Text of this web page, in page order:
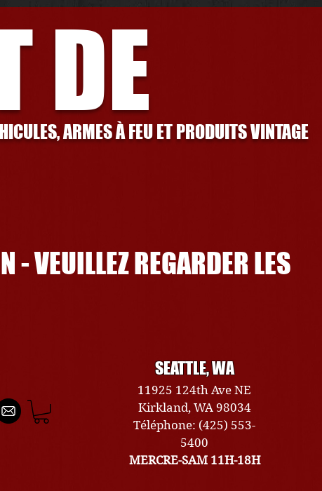
DE
ARMES À FEU ET PRODUITS VINTAGE
- VEUILLEZ REGARDER LES
SEATTLE, WA
11925 124th Ave NE
Kirkland, WA 98034
Téléphone: (425) 553-
5400
MERCRE-SAM 11H-18H